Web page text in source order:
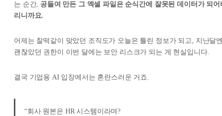
는 순간, 공들여 만든 그 엑셀 파일은 순식간에 잘못된 데이터가 되어
리니까요.
어제는 찰떡같이 맞았던 조직도가 오늘은 틀린 정보가 되고, 지난달
괜찮았던 권한이 이번 달에는 보안 리스크가 되는 게 현실입니다.
결국 기업용 AI 입장에서는 혼란스러운 거죠.
“회사 원본은 HR 시스템이라며?